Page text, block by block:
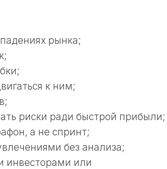
рынка;
к ним;
риски ради быстрой прибыли;
а не спринт;
без анализа;
инвесторами или